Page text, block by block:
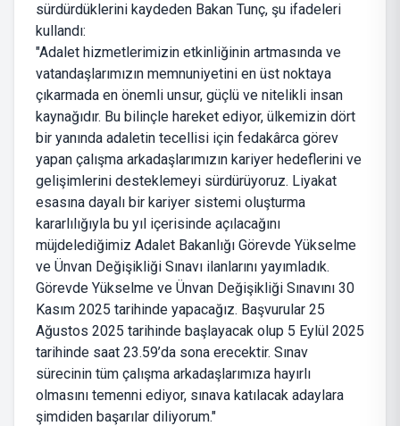
sürdürdüklerini kaydeden Bakan Tunç, şu ifadeleri
kullandı:
"Adalet hizmetlerimizin etkinliğinin artmasında ve
vatandaşlarımızın memnuniyetini en üst noktaya
çıkarmada en önemli unsur, güçlü ve nitelikli insan
kaynağıdır. Bu bilinçle hareket ediyor, ülkemizin dört
bir yanında adaletin tecellisi için fedakârca görev
yapan çalışma arkadaşlarımızın kariyer hedeflerini ve
gelişimlerini desteklemeyi sürdürüyoruz. Liyakat
esasına dayalı bir kariyer sistemi oluşturma
kararlılığıyla bu yıl içerisinde açılacağını
müjdelediğimiz Adalet Bakanlığı Görevde Yükselme
ve Ünvan Değişikliği Sınavı ilanlarını yayımladık.
Görevde Yükselme ve Ünvan Değişikliği Sınavını 30
Kasım 2025 tarihinde yapacağız. Başvurular 25
Ağustos 2025 tarihinde başlayacak olup 5 Eylül 2025
tarihinde saat 23.59’da sona erecektir. Sınav
sürecinin tüm çalışma arkadaşlarımıza hayırlı
olmasını temenni ediyor, sınava katılacak adaylara
şimdiden başarılar diliyorum."